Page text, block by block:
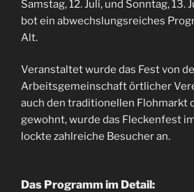
Samstag, 12. Juli, und Sonntag, 13.
bot ein abwechslungsreiches
Alt.
Veranstaltet wurde das Fest von
Arbeitsgemeinschaft örtlicher
auch den traditionellen Flohmarkt
gewohnt, wurde das Fleckenfest
lockte zahlreiche Besucher an.
Das Programm im Detail: